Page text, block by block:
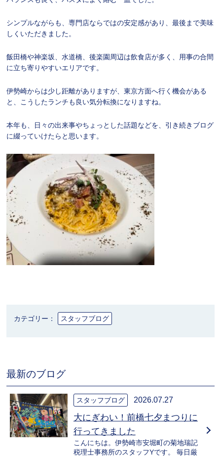
シンプルながらも、専門店ならではの安定感があり、最後まで美味
しくいただきました。
飯田橋や神楽坂、水道橋、後楽園周辺は飲食店が多く、用事の合間
に立ち寄りやすいエリアです。
伊勢崎からは少し距離がありますが、東京方面へ行く機会がある
と、こうしたランチも良い気分転換になりますね。
本年も、日々の出来事やちょっとした話題などを、引き続きブログ
に綴っていけたらと思います。
カテゴリー： スタッフブログ
最新のブログ
スタッフブログ 2026.07.27
大にぎわい！前橋七夕まつりに
行ってきました
こんにちは。伊勢崎市安堀町の菊地瑞記
税理士事務所のスタッフYです。 毎日厳